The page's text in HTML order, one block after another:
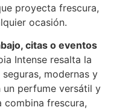
proyecta frescura,
ocasión.
citas o eventos
Intense resalta la
modernas y
un perfume versátil y
combina frescura,